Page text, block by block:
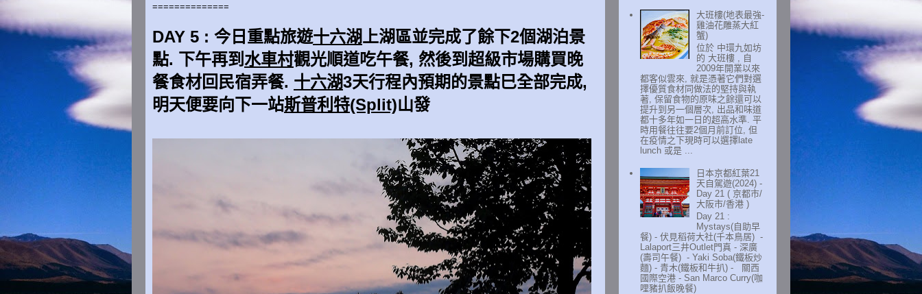
==============
DAY 5 : 今日重點旅遊十六湖上湖區並完成了餘下2個湖泊景
點. 下午再到 水車村觀光順道吃午餐, 然後到超級市場購買晚
餐食材回民宿弄餐. 十六湖3天行程內預期的景點巳全部完成,
明天便要向下一站斯普利特(Split)山發
大班樓(地表最強-
雞油花雕蒸大紅
蟹)
位於 中環九如坊
的 大班樓 , 自
2009年開業以來
都客似雲來, 就是憑著它們對選
擇優質食材同做法的堅持與執
著, 保留食物的原味之餘還可以
提升到另一個層次, 出品和味道
都十多年如一日的超高水準. 平
時用餐往往要2個月前訂位, 但
在疫情之下現時可以選擇late
lunch 或是 ...
日本京都紅葉21
天自駕遊(2024) -
Day 21 ( 京都市/
大阪市/香港 )
Day 21 :
Mystays(自助早
餐) - 伏見稻荷大社(千本鳥居) -
Lalaport三井Outlet門真 - 深廣
(壽司午餐) - Yaki Soba(鐵板炒
麵) - 青木(鐵板和牛扒) - 關西
國際空港 - San Marco Curry(咖
哩豬扒飯晚餐)